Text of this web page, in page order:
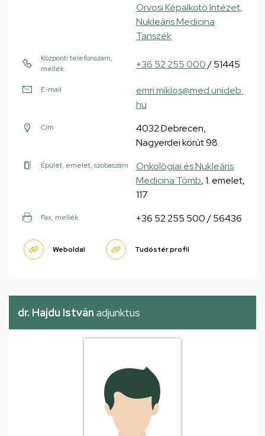
Orvosi Képalkotó Intézet,
Nukleáris Medicina
Tanszék
Központi telefonszám,
mellék
+36 52 255 000/ 51445
E-mail
emri.miklos@med.unideb.
hu
Cím
4032 Debrecen,
Nagyerdei körút 98.
Épület, emelet, szobaszám
Onkológiai és Nukleáris
Medicina Tömb, 1. emelet,
117
Fax, mellék +36 52 255 500 / 56436
Weboldal Tudóstér profil
dr. Hajdu István adjunktus